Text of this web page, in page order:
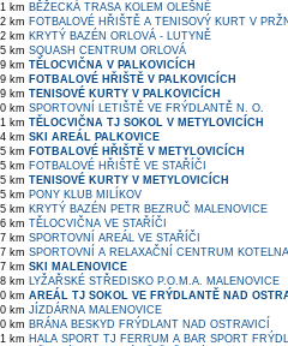
km BĚŽECKÁ TRASA KOLEM OLEŠNÉ
km FOTBALOVÉ HŘIŠTĚ A TENISOVÝ KURT V
km KRYTÝ BAZÉN ORLOVÁ - LUTYNĚ
km SQUASH CENTRUM ORLOVÁ
km TĚLOCVIČNA V PALKOVICÍCH
km FOTBALOVÉ HŘIŠTĚ V PALKOVICÍCH
km TENISOVÉ KURTY V PALKOVICÍCH
km SPORTOVNÍ LETIŠTĚ VE FRÝDLANTĚ N. O.
km TĚLOCVIČNA TJ SOKOL V METYLOVICÍCH
km SKI AREÁL PALKOVICE
km FOTBALOVÉ HŘIŠTĚ V METYLOVICÍCH
km FOTBALOVÉ HŘIŠTĚ VE STAŘÍČI
km TENISOVÉ KURTY V METYLOVICÍCH
km PONY KLUB MILÍKOV
km KRYTÝ BAZÉN PETR BEZRUČ MALENOVICE
km TĚLOCVIČNA VE STAŘÍČI
km SPORTOVNÍ AREÁL VE STAŘÍČI
km SPORTOVNÍ A RELAXAČNÍ CENTRUM
km SKI MALENOVICE
km LYŽAŘSKÉ STŘEDISKO P.O.M.A. MALENOVICE
km AREÁL TJ SOKOL VE FRÝDLANTĚ NAD
km JÍZDÁRNA MALENOVICE
km BRÁNA BESKYD FRÝDLANT NAD OSTRAVICÍ
km HALA SPORT TJ FERRUM A BAR SPORT